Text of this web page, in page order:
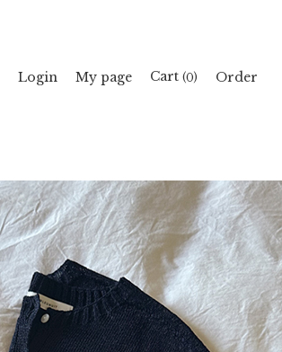
Login My page Cart(0) Order